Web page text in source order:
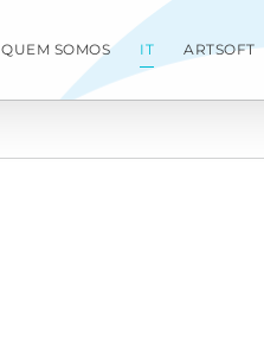
QUEM SOMOS IT ARTSOFT